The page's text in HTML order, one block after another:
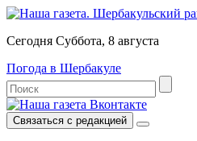
Сегодня Суббота, 8 августа
Погода в Шербакуле
Связаться с редакцией